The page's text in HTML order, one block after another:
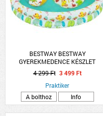
BESTWAY BESTWAY
GYEREKMEDENCE KÉSZLET
122X20CM
4 299 Ft 3 499 Ft
Praktiker
A bolthoz
Info